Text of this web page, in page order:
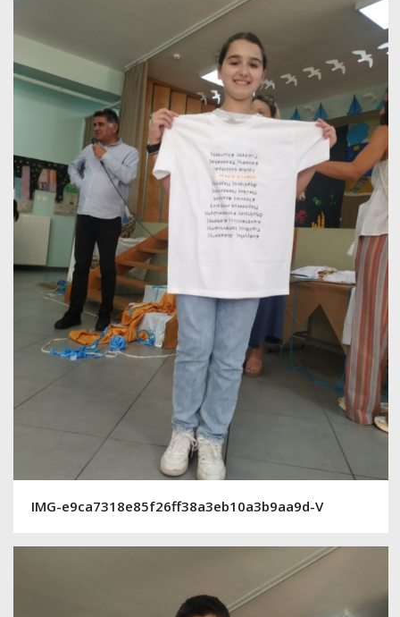
IMG-e9ca7318e85f26ff38a3eb10a3b9aa9d-V